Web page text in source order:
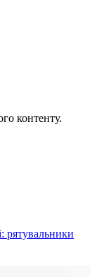
контенту.
рятувальники